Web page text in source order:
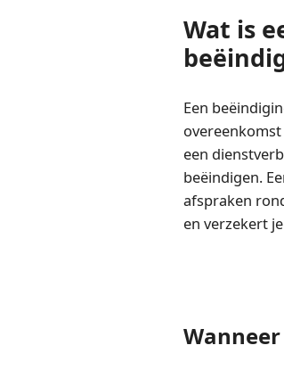
Wat is
Een
een
beëindigen.
afspraken
en verzekert